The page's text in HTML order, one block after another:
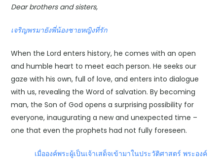
Dear brothers and sisters,
เจริญพรมายังพี่น้องชายหญิงที่รัก
When the Lord enters history, he comes with an open
and humble heart to meet each person. He seeks our
gaze with his own, full of love, and enters into dialogue
with us, revealing the Word of salvation. By becoming
man, the Son of God opens a surprising possibility for
everyone, inaugurating a new and unexpected time –
one that even the prophets had not fully foreseen.
เมื่อองค์พระผู้เป็นเจ้าเสด็จเข้ามาในประวัติศาสตร์ พระองค์